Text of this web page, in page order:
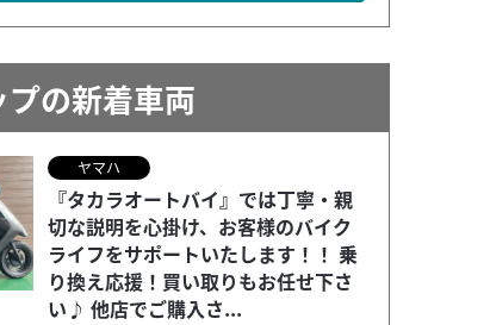
プの新着車両
ヤマハ
『タカラオートバイ』では丁寧・親
切な説明を心掛け、お客様のバイク
ライフをサポートいたします！！ 乗
り換え応援！買い取りもお任せ下さ
い♪ 他店でご購入さ...